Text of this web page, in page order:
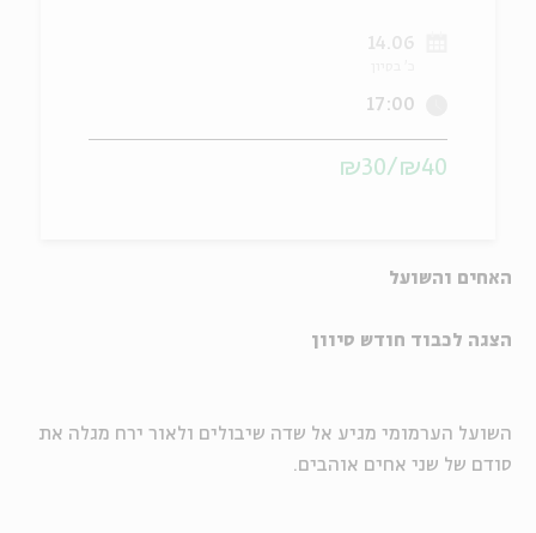
האחים והשועל
הצגה לכבוד חודש סיוון
השועל הערמומי מגיע אל שדה שיבולים ולאור ירח מגלה את
סודם של שני אחים אוהבים.
14.06
17:00
₪40/₪30